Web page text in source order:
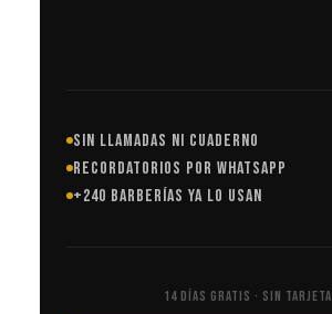
SIN LLAMADAS NI CUADERNO
RECORDATORIOS POR WHATSAPP
+240 BARBERÍAS YA LO USAN
14 DÍAS GRATIS · SIN TARJETA